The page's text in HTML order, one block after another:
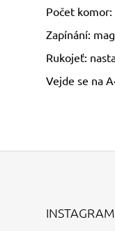
Počet komor:
Zapínání:
Rukojeť:
Vejde se na
INSTAGRAM